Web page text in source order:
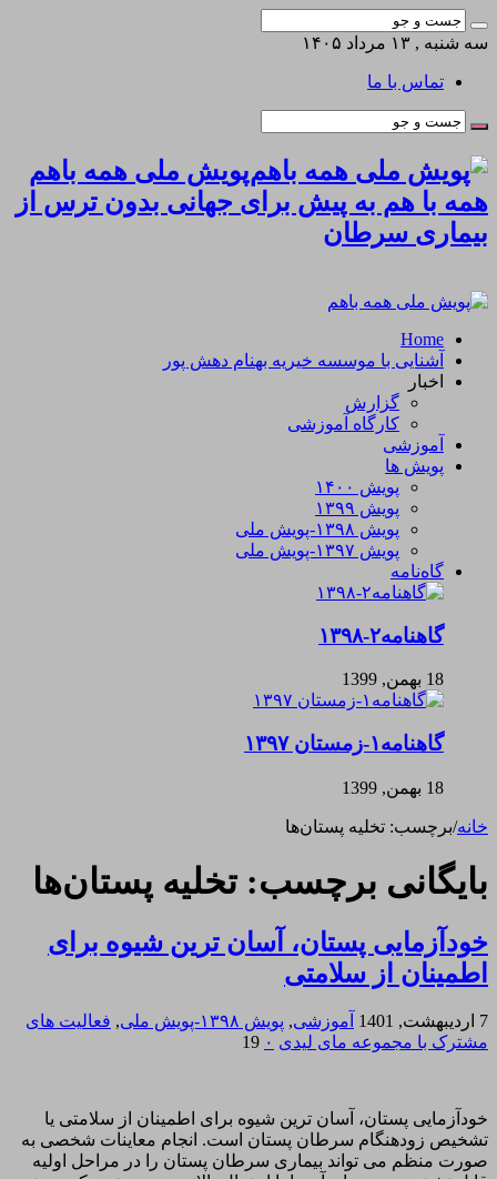
سه شنبه , ۱۳ مرداد ۱۴۰۵
تماس با ما
پویش ملی همه باهم
همه با هم به پیش برای جهانی بدون ترس از
بیماری سرطان
Home
آشنایی با موسسه خیریه بهنام دهش پور
اخبار
گزارش
کارگاه آموزشی
آموزشی
پویش ها
پویش ۱۴۰۰
پویش ۱۳۹۹
پویش ۱۳۹۸-پویش ملی
پویش ۱۳۹۷-پویش ملی
گاه‌نامه
گاهنامه۲-۱۳۹۸
18 بهمن, 1399
گاهنامه۱-زمستان ۱۳۹۷
18 بهمن, 1399
خانه/برچسب: تخلیه پستان‌ها
بایگانی برچسب: تخلیه پستان‌ها
خودآزمایی پستان، آسان ترین شیوه برای
اطمینان از سلامتی
7 اردیبهشت, 1401 آموزشی, پویش ۱۳۹۸-پویش ملی , فعالیت های
مشترک با مجموعه مای لیدی ۰ 19
خودآزمایی پستان، آسان ترین شیوه برای اطمینان از سلامتی یا
تشخیص زودهنگام سرطان پستان است. انجام معاینات شخصی به
صورت منظم می تواند بیماری سرطان پستان را در مراحل اولیه